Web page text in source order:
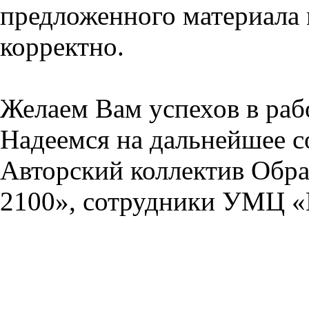
предложенного
корректно.
Желаем Вам успехов в
Надеемся на дальнейшее
Авторский коллектив
2100», сотрудники УМЦ